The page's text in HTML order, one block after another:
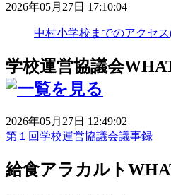
2026年05月27日 17:10:04
中村小学校までのアクセ
学校運営協議会
2026年05月27日 12:49:02
第１回学校運営協議会議事録
給食アラカルト